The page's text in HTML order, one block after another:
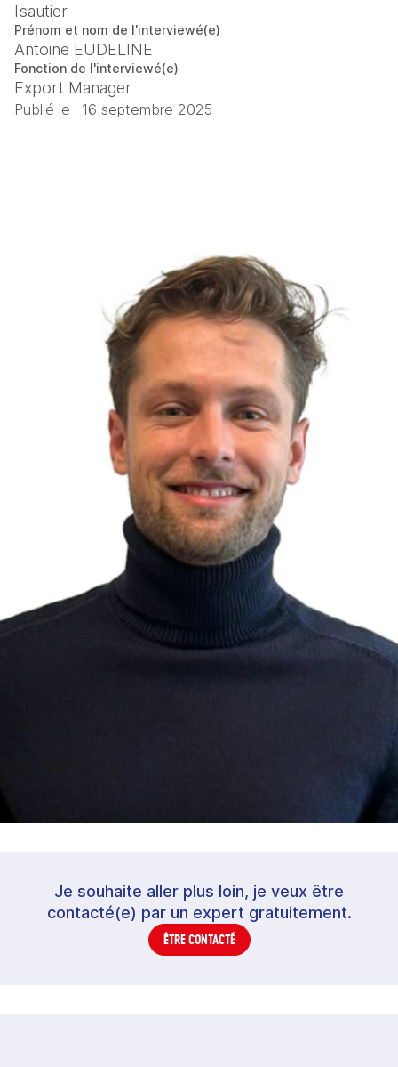
Isautier
Prénom et nom de l'interviewé(e)
Antoine EUDELINE
Fonction de l'interviewé(e)
Export Manager
Publié le : 16 septembre 2025
Je souhaite aller plus loin, je veux être
contacté(e) par un expert gratuitement.
ÊTRE CONTACTÉ